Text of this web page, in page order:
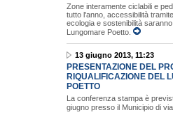
Zone interamente ciclabili e
tutto l'anno, accessibilità
ecologia e sostenibilità
Lungomare Poetto.
13 giugno 2013, 11:23
PRESENTAZIONE DEL
RIQUALIFICAZIONE DEL
POETTO
La conferenza stampa è
giugno presso il Municipio di